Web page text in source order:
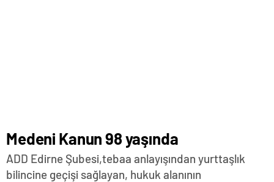
Medeni Kanun 98 yaşında
ADD Edirne Şubesi,tebaa anlayışından yurttaşlık
bilincine geçişi sağlayan, hukuk alanının